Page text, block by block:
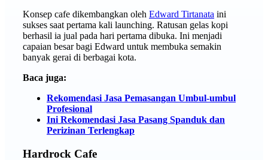
Konsep cafe dikembangkan oleh Edward Tirtanata ini
sukses saat pertama kali launching. Ratusan gelas kopi
berhasil ia jual pada hari pertama dibuka. Ini menjadi
capaian besar bagi Edward untuk membuka semakin
banyak gerai di berbagai kota.
Baca juga:
Rekomendasi Jasa Pemasangan Umbul-umbul
Profesional
Ini Rekomendasi Jasa Pasang Spanduk dan
Perizinan Terlengkap
Hardrock Cafe